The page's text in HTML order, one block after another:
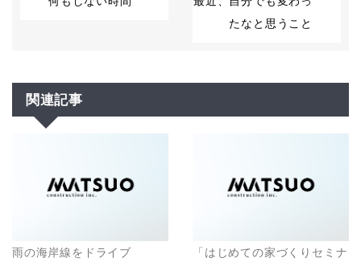
たなと思うこと
関連記事
雨の海岸線をドライブ
「はじめての家づくりセミナ